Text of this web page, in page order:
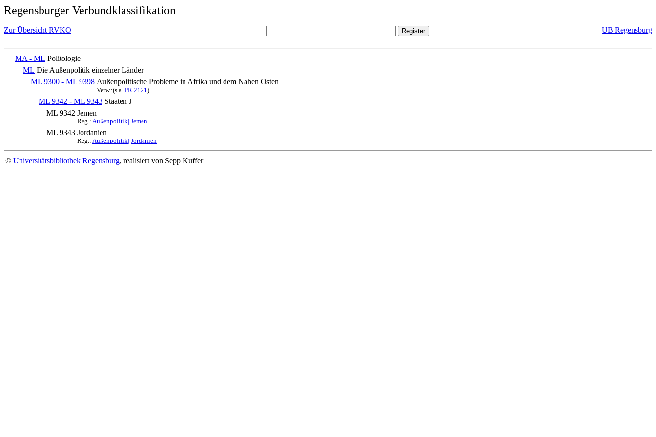
Regensburger Verbundklassifikation
Zur Übersicht RVKO UB Regensburg
MA - ML Politologie
ML Die Außenpolitik einzelner Länder
ML 9300 - ML 9398 Außenpolitische Probleme in Afrika und dem Nahen Osten
Verw.:(s.a. PR 2121)
ML 9342 - ML 9343 Staaten J
ML 9342 Jemen
Reg.: Außenpolitik||Jemen
ML 9343 Jordanien
Reg.: Außenpolitik||Jordanien
© Universitätsbibliothek Regensburg, realisiert von Sepp Kuffer